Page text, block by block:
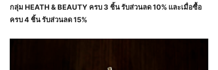
กลุ่ม HEATH & BEAUTY ครบ 3 ชิ้น รับส่วนลด 10% และเมื่อซื้อ
ครบ 4 ชิ้น รับส่วนลด 15%